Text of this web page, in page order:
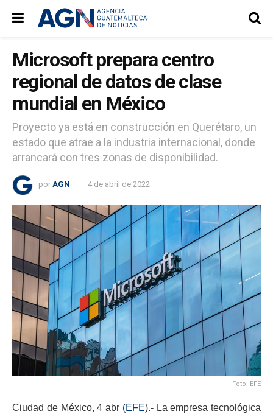
Microsoft prepara centro
regional de datos de clase
mundial en México
Proyecto ya está en construcción en Querétaro, un
estado que atrae a la industria internacional, donde
arrancará con tres zonas de disponibilidad.
por AGN 4 de abril de 2022
Foto: EFE
Ciudad de México, 4 abr (EFE).- La empresa tecnológica